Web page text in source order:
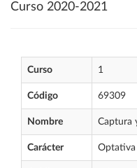
Curso 2020-2021
Curso 1
Código 69309
Nombre Captura
Carácter Optativa